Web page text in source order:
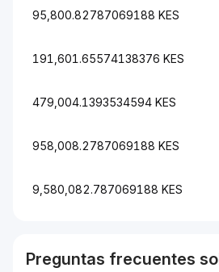
95,800.82787069188 KES
191,601.65574138376 KES
479,004.1393534594 KES
958,008.2787069188 KES
9,580,082.787069188 KES
Preguntas frecuentes